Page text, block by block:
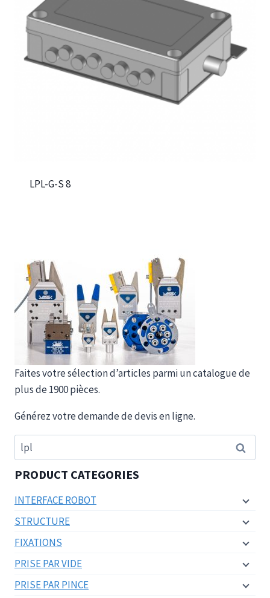
LPL-G-S 8
Faites votre sélection d’articles parmi un catalogue de
plus de 1900 pièces.
Générez votre demande de devis en ligne.
Recherche
pour :
PRODUCT CATEGORIES
INTERFACE ROBOT
STRUCTURE
FIXATIONS
PRISE PAR VIDE
PRISE PAR PINCE